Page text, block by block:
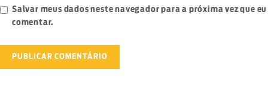
Salvar meus dados neste navegador para a próxima vez que eu
comentar.